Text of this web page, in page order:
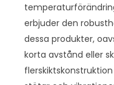
erbjuder den
dessa produkter,
korta avstånd eller